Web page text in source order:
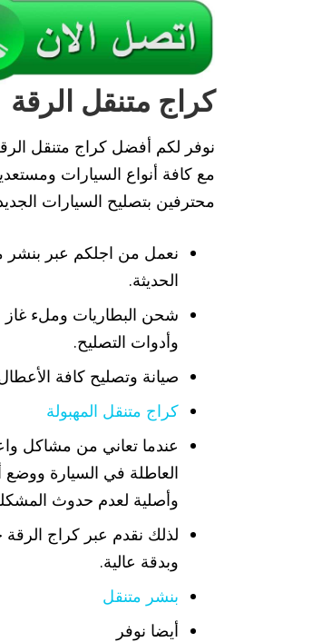
كراج متنقل الرقة
نوفر لكم أفضل كراج متنقل
مع كافة أنواع السيارات
محترفين بتصليح السيارات
نعمل من اجلكم عبر بنشر
الحديثة.
شحن البطاريات وملء غاز
وأدوات التصليح.
صيانة وتصليح كافة
كراج متنقل المهبولة
عندما تعاني من مشاكل
العاطلة في السيارة ووضع
وأصلية لعدم حدوث
لذلك نقدم عبر كراج
وبدقة عالية.
بنشر متنقل
أيضا نوفر